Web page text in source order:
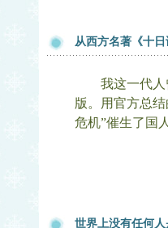
从西方名著《十
我这一代人
版。用官方总
危机”催生了国
世界上没有任何